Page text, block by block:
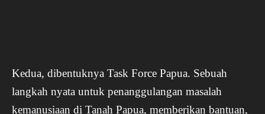
Kedua, dibentuknya Task Force Papua. Sebuah
langkah nyata untuk penanggulangan masalah
kemanusiaan di Tanah Papua, memberikan bantuan,